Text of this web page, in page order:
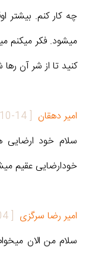
چه کار کنم. بیشتر
میشود. فکر میکنم
کنید تا از شر آن
امیر دهقان [
14
سلام خود ارضایی
خودارضایی عقیم
امیر رضا سرگزی [
سلام من الان